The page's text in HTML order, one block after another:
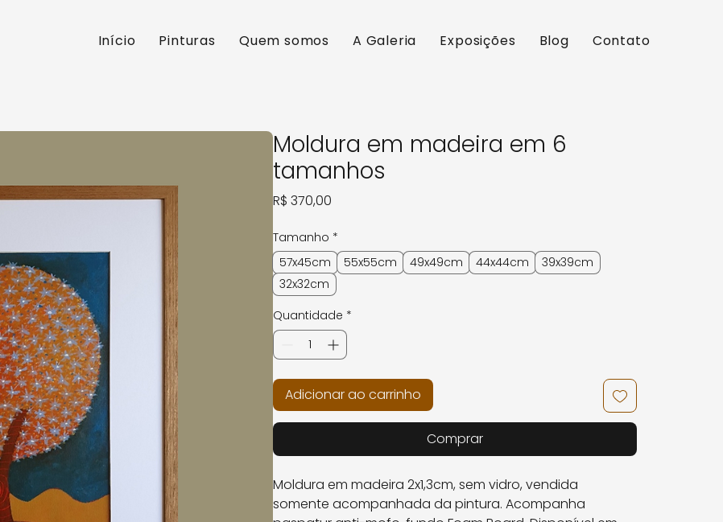
Início Pinturas Quem somos A Galeria Exposições Blog Contato
Moldura em madeira em 6
tamanhos
R$ 370,00
Tamanho *
57x45cm
55x55cm 49x49cm 44x44cm
39x39cm
32x32cm
Quantidade *
Adicionar ao carrinho
Comprar
Moldura em madeira 2x1,3cm, sem vidro, vendida
somente acompanhada da pintura. Acompanha